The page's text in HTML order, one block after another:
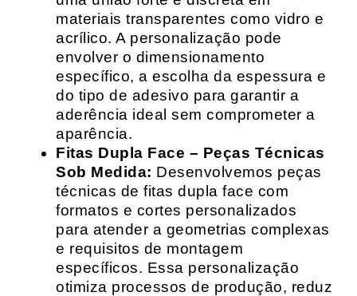
materiais transparentes como vidro e
acrílico. A personalização pode
envolver o dimensionamento
específico, a escolha da espessura e
do tipo de adesivo para garantir a
aderência ideal sem comprometer a
aparência.
Fitas Dupla Face – Peças Técnicas
Sob Medida: Desenvolvemos peças
técnicas de fitas dupla face com
formatos e cortes personalizados
para atender a geometrias complexas
e requisitos de montagem
específicos. Essa personalização
otimiza processos de produção, reduz